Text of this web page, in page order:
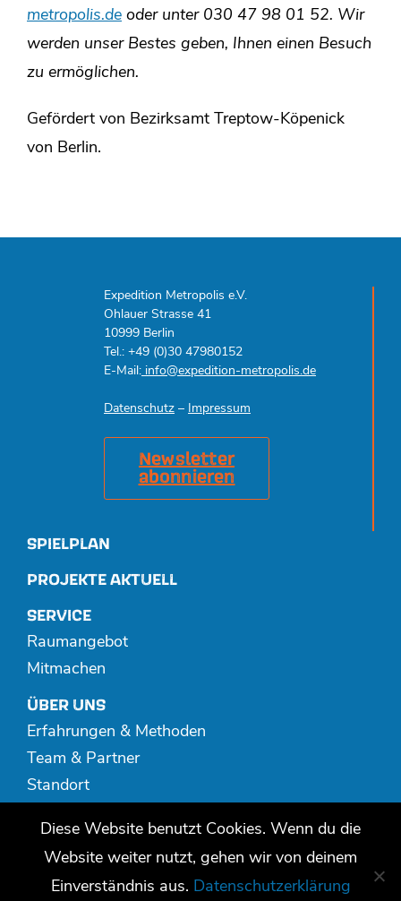
metropolis.de oder unter 030 47 98 01 52. Wir
werden unser Bestes geben, Ihnen einen Besuch
zu ermöglichen.
Gefördert von Bezirksamt Treptow-Köpenick
von Berlin.
Expedition Metropolis e.V.
Ohlauer Strasse 41
10999 Berlin
Tel.: +49 (0)30 47980152
E-Mail: info@expedition-metropolis.de
Datenschutz – Impressum
Newsletter
abonnieren
SPIELPLAN
PROJEKTE AKTUELL
SERVICE
Raumangebot
Mitmachen
ÜBER UNS
Erfahrungen & Methoden
Team & Partner
Standort
MEDIATHEK
Diese Website benutzt Cookies. Wenn du die
Website weiter nutzt, gehen wir von deinem
Einverständnis aus. Datenschutzerklärung